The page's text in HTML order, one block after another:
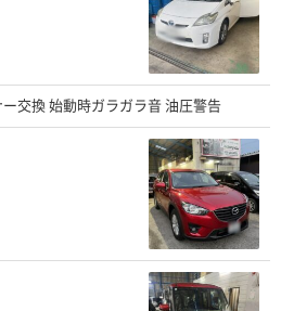
交換 始動時ガラガラ音 油圧警告